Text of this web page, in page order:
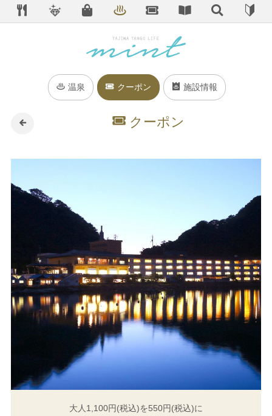
温泉 クーポン 施設情報
クーポン
大人1,100円(税込)を550円(税込)に